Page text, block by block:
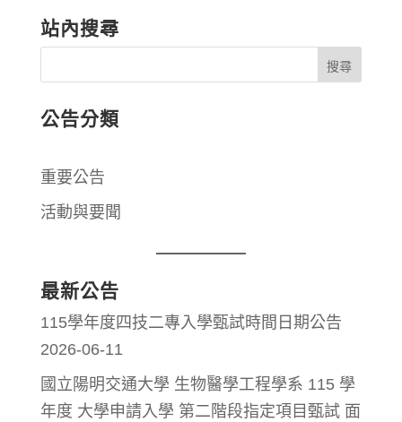
站內搜尋
公告分類
重要公告
活動與要聞
最新公告
115學年度四技二專入學甄試時間日期公告
2026-06-11
國立陽明交通大學 生物醫學工程學系 115 學
年度 大學申請入學 第二階段指定項目甄試 面